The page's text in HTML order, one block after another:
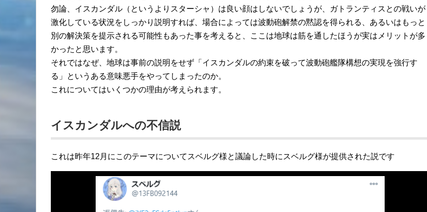
勿論、イスカンダル（というよりスターシャ）は良い顔はしないでしょうが、ガトランティスとの戦いが
激化している状況をしっかり説明すれば、場合によっては波動砲解禁の黙認を得られる、あるいはもっと
別の解決策を提示される可能性もあった事を考えると、ここは地球は筋を通したほうが実はメリットが多
かったと思います。
それではなぜ、地球は事前の説明をせず「イスカンダルの約束を破って波動砲艦隊構想の実現を強行す
る」というある意味悪手をやってしまったのか。
これについてはいくつかの理由が考えられます。
イスカンダルへの不信説
これは昨年12月にこのテーマについてスベルグ様と議論した時にスベルグ様が提供された説です